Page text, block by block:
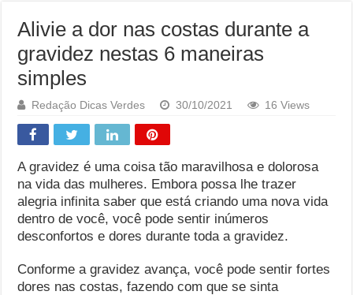
Você sabe o que é uma Economia Circular?
Carta Psicografada de Isabella Nardoni : O que Diz a
Grávida pode comer picles e alimentos em conserva durante
Grávida pode comer Ceviche? Entenda os riscos na gravidez
Carta Psicografada João Hélio: Revelação, Paz e a Lei do
Carta Psicografada de Eduardo Campos
Alivie a dor nas costas durante a
gravidez nestas 6 maneiras
simples
Redação Dicas Verdes 30/10/2021 16 Views
A gravidez é uma coisa tão maravilhosa e dolorosa
na vida das mulheres. Embora possa lhe trazer
alegria infinita saber que está criando uma nova vida
dentro de você, você pode sentir inúmeros
desconfortos e dores durante toda a gravidez.
Conforme a gravidez avança, você pode sentir fortes
dores nas costas, fazendo com que se sinta